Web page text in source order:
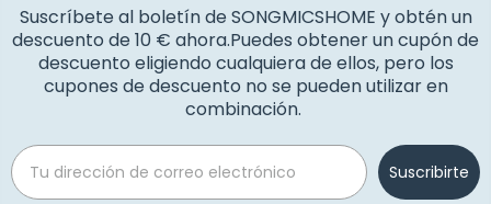
Suscríbete al boletín de SONGMICSHOME y obtén un
descuento de 10 € ahora.Puedes obtener un cupón de
descuento eligiendo cualquiera de ellos, pero los
cupones de descuento no se pueden utilizar en
combinación.
Email
Suscribirte